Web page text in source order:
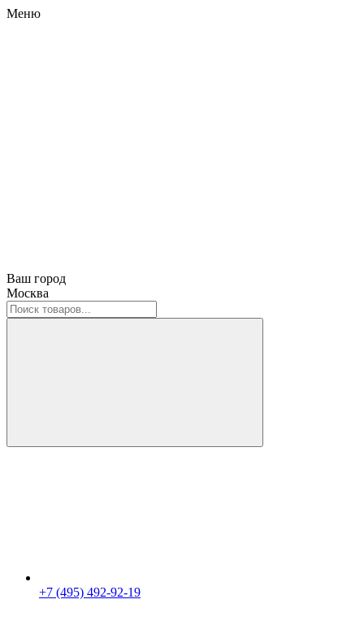
Меню
Ваш город
Москва
+7 (495) 492-92-19